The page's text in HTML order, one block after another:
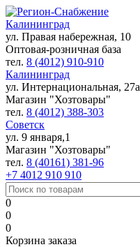
Калининград
ул. Правая набережная, 10
Оптовая-розничная база
тел. 8 (4012) 910-910
Калининград
ул. Интернациональная, 27а
Магазин "Хозтовары"
тел. 8 (4012) 388-303
Советск
ул. 9 января,1
Магазин "Хозтовары"
тел. 8 (40161) 381-96
+7 4012 910 910
0
0
0
Корзина заказа